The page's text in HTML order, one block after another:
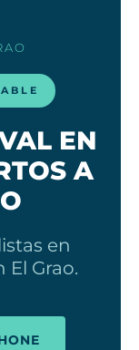
EN
A
en
El Grao.